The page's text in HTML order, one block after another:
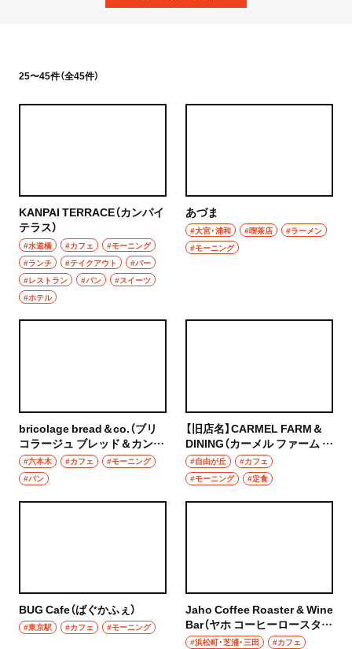
山形県
福島県
守谷
取手
栃木県
群馬県
埼玉県
草加・越谷・春日部
草加
大宮・浦和
喫茶・カフェ
コーヒー
ラーメン・つけ麺
ラーメン
グルメ
ランチ
カレー
テイクアウト
鍋
ご当地グルメ
25〜45件（全45件）
KANPAI TERRACE（カンパイ
テラス）
#水道橋 #カフェ
#モーニング
#ランチ
#テイクアウト
#バー
#レストラン
#パン
#スイーツ
#ホテル
あづま
#大宮・浦和 #喫茶店
#ラーメン
#モーニング
bricolage bread＆co.（ブリ
コラージュ ブレッド＆カンパ
ニー）
#六本木 #カフェ
#モーニング
#パン
【旧店名】CARMEL FARM＆
DINING（カーメル ファーム ア
ンド ダイニング）
#自由が丘
#カフェ
#モーニング
#定食
BUG Cafe（ばぐかふぇ）
#東京駅 #カフェ #モーニング
Jaho Coffee Roaster & Wine
Bar（ヤホ コーヒーロースター
アンド ワインバー）
#浜松町・芝浦・三田
#カフェ